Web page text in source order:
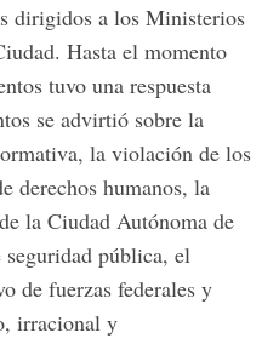
dirigidos a los Ministerios
Hasta el momento
tuvo una respuesta
se advirtió sobre la
la violación de los
derechos humanos, la
la Ciudad Autónoma de
pública, el
de fuerzas federales y
irracional y